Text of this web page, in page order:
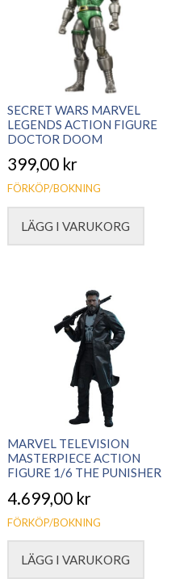
SECRET WARS MARVEL
LEGENDS ACTION FIGURE
DOCTOR DOOM
399,00 kr
FÖRKÖP/BOKNING
LÄGG I VARUKORG
MARVEL TELEVISION
MASTERPIECE ACTION
FIGURE 1/6 THE PUNISHER
4.699,00 kr
FÖRKÖP/BOKNING
LÄGG I VARUKORG